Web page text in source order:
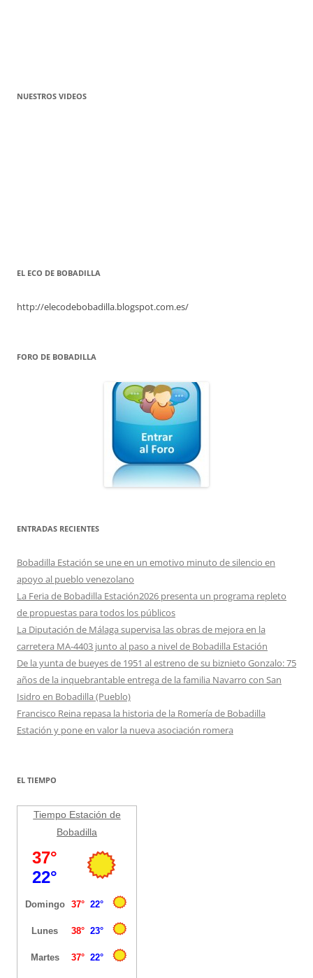
NUESTROS VIDEOS
EL ECO DE BOBADILLA
http://elecodebobadilla.blogspot.com.es/
FORO DE BOBADILLA
ENTRADAS RECIENTES
Bobadilla Estación se une en un emotivo minuto de silencio en
apoyo al pueblo venezolano
La Feria de Bobadilla Estación2026 presenta un programa repleto
de propuestas para todos los públicos
La Diputación de Málaga supervisa las obras de mejora en la
carretera MA-4403 junto al paso a nivel de Bobadilla Estación
De la yunta de bueyes de 1951 al estreno de su biznieto Gonzalo: 75
años de la inquebrantable entrega de la familia Navarro con San
Isidro en Bobadilla (Pueblo)
Francisco Reina repasa la historia de la Romería de Bobadilla
Estación y pone en valor la nueva asociación romera
EL TIEMPO
Tiempo Estación de
Bobadilla